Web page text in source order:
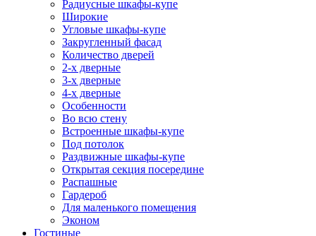
Радиусные шкафы-купе
Широкие
Угловые шкафы-купе
Закругленный фасад
Количество дверей
2-х дверные
3-х дверные
4-х дверные
Особенности
Во всю стену
Встроенные шкафы-купе
Под потолок
Раздвижные шкафы-купе
Открытая секция посередине
Распашные
Гардероб
Для маленького помещения
Эконом
Гостиные